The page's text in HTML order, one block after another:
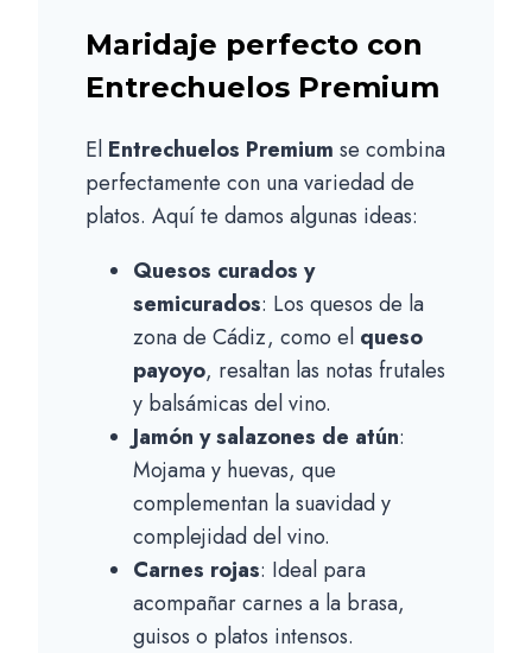
Maridaje perfecto con
Entrechuelos Premium
El Entrechuelos Premium se combina
perfectamente con una variedad de
platos. Aquí te damos algunas ideas:
Quesos curados y
semicurados: Los quesos de la
zona de Cádiz, como el queso
payoyo, resaltan las notas frutales
y balsámicas del vino.
Jamón y salazones de atún:
Mojama y huevas, que
complementan la suavidad y
complejidad del vino.
Carnes rojas: Ideal para
acompañar carnes a la brasa,
guisos o platos intensos.